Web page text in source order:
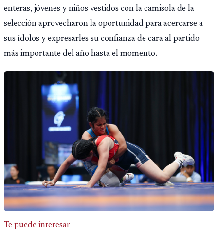
enteras, jóvenes y niños vestidos con la camisola de la
selección aprovecharon la oportunidad para acercarse a
sus ídolos y expresarles su confianza de cara al partido
más importante del año hasta el momento.
Te puede interesar